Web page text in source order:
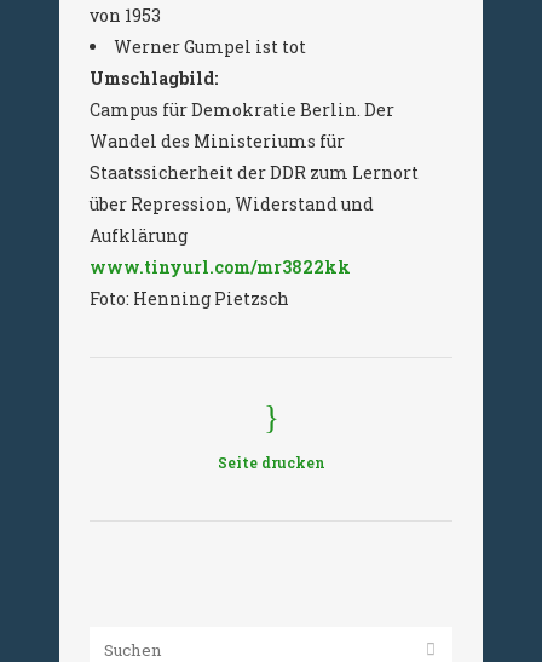
von 1953
Werner Gumpel ist tot
Umschlagbild:
Campus für Demokratie Berlin. Der
Wandel des Ministeriums für
Staatssicherheit der DDR zum Lernort
über Repression, Widerstand und
Aufklärung
www.tinyurl.com/mr3822kk
Foto: Henning Pietzsch
Seite drucken